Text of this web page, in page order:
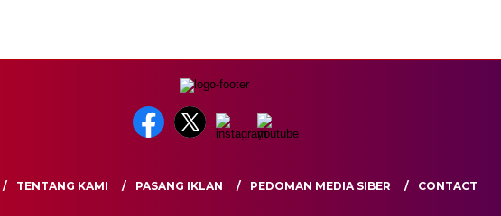
TENTANG KAMI PASANG IKLAN PEDOMAN MEDIA SIBER CONTACT